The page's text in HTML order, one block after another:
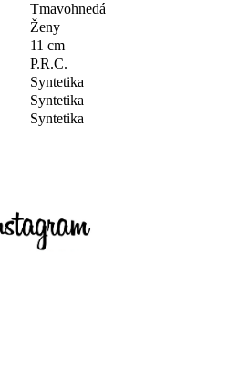
Tmavohnedá
Ženy
11 cm
P.R.C.
Syntetika
Syntetika
Syntetika